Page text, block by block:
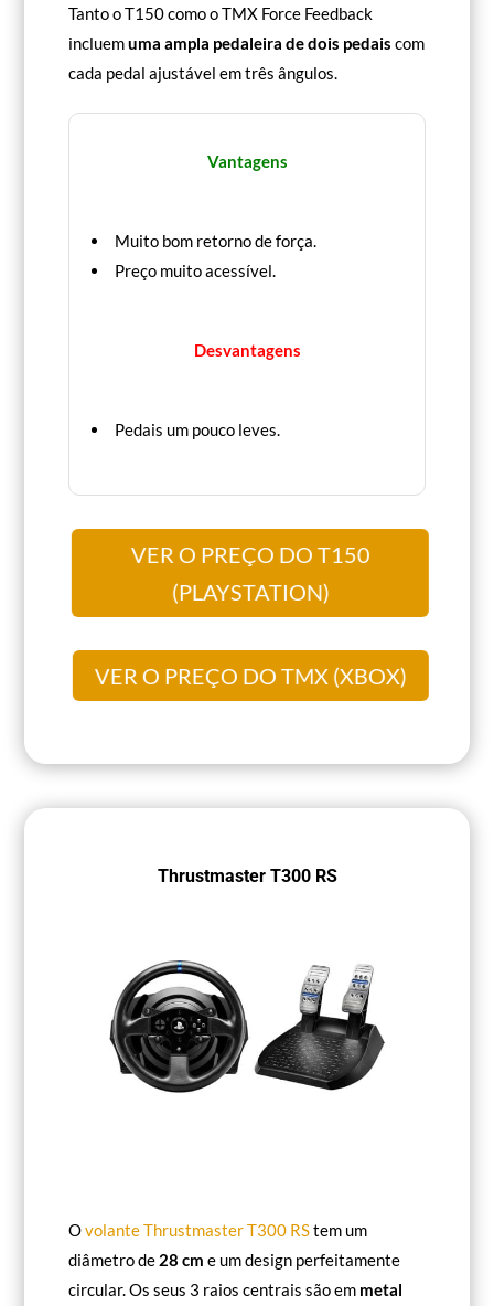
Tanto o T150 como o TMX Force Feedback
incluemuma ampla pedaleira de dois pedais com
cada pedal ajustável em três ângulos.
Vantagens
Muito bom retorno de força.
Preço muito acessível.
Desvantagens
Pedais um pouco leves.
VER O PREÇO DO T150
(PLAYSTATION)
VER O PREÇO DO TMX (XBOX)
Thrustmaster T300 RS
Ovolante Thrustmaster T300 RStem um
diâmetro de 28 cm e um design perfeitamente
circular. Os seus 3 raios centrais são em metal